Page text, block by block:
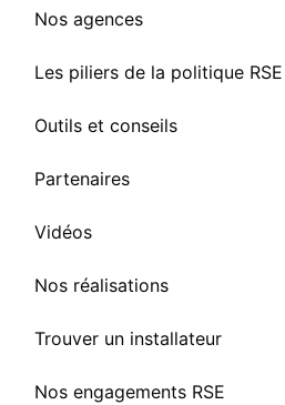
Nos agences
Les piliers de la politique RSE
Outils et conseils
Partenaires
Vidéos
Nos réalisations
Trouver un installateur
Nos engagements RSE